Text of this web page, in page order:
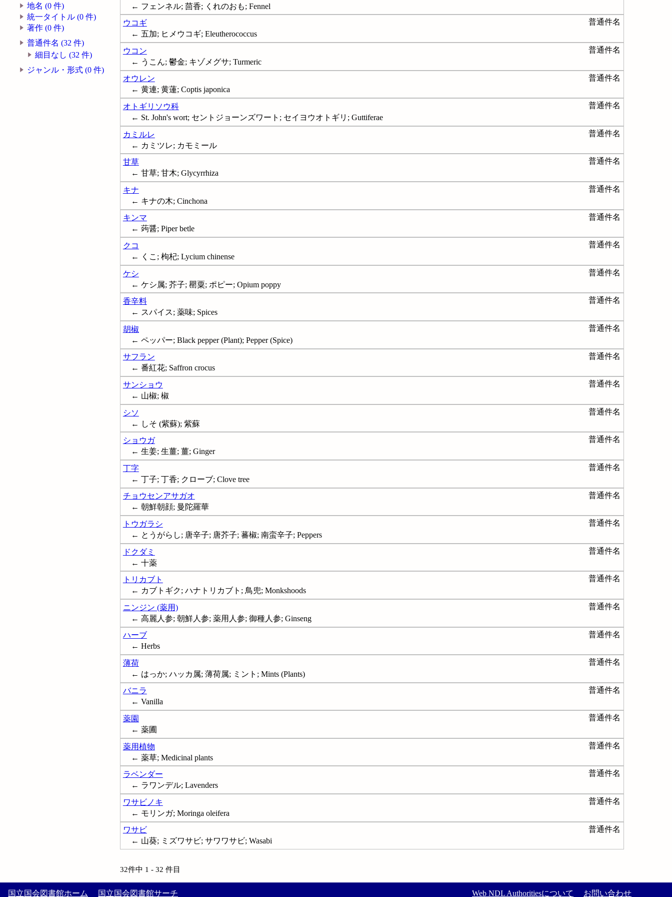
地名 (0 件)
統一タイトル (0 件)
著作 (0 件)
普通件名 (32 件)
細目なし (32 件)
ジャンル・形式 (0 件)
← フェンネル; 茴香; くれのおも; Fennel
ウコギ
普通件名
← 五加; ヒメウコギ; Eleutherococcus
ウコン
普通件名
← うこん; 鬱金; キゾメグサ; Turmeric
オウレン
普通件名
← 黄連; 黄蓮; Coptis japonica
オトギリソウ科
普通件名
← St. John's wort; セントジョーンズワート; セイヨウオトギリ; Guttiferae
カミルレ
普通件名
← カミツレ; カモミール
甘草
普通件名
← 甘草; 甘木; Glycyrrhiza
キナ
普通件名
← キナの木; Cinchona
キンマ
普通件名
← 蒟醤; Piper betle
クコ
普通件名
← くこ; 枸杞; Lycium chinense
ケシ
普通件名
← ケシ属; 芥子; 罌粟; ポピー; Opium poppy
香辛料
普通件名
← スパイス; 薬味; Spices
胡椒
普通件名
← ペッパー; Black pepper (Plant); Pepper (Spice)
サフラン
普通件名
← 番紅花; Saffron crocus
サンショウ
普通件名
← 山椒; 椒
シソ
普通件名
← しそ (紫蘇); 紫蘇
ショウガ
普通件名
← 生姜; 生薑; 薑; Ginger
丁字
普通件名
← 丁子; 丁香; クローブ; Clove tree
チョウセンアサガオ
普通件名
← 朝鮮朝顔; 曼陀羅華
トウガラシ
普通件名
← とうがらし; 唐辛子; 唐芥子; 蕃椒; 南蛮辛子; Peppers
ドクダミ
普通件名
← 十薬
トリカブト
普通件名
← カブトギク; ハナトリカブト; 鳥兜; Monkshoods
ニンジン (薬用)
普通件名
← 高麗人参; 朝鮮人参; 薬用人参; 御種人参; Ginseng
ハーブ
普通件名
← Herbs
薄荷
普通件名
← はっか; ハッカ属; 薄荷属; ミント; Mints (Plants)
バニラ
普通件名
← Vanilla
薬園
普通件名
← 薬圃
薬用植物
普通件名
← 薬草; Medicinal plants
ラベンダー
普通件名
← ラワンデル; Lavenders
ワサビノキ
普通件名
← モリンガ; Moringa oleifera
ワサビ
普通件名
← 山葵; ミズワサビ; サワワサビ; Wasabi
32件中 1 - 32 件目
国立国会図書館ホーム 国立国会図書館サーチ Web NDL Authoritiesについて お問い合わせ